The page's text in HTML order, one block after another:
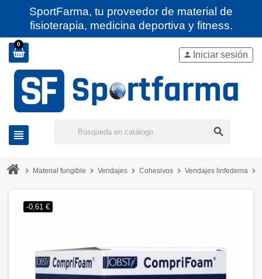
SportFarma, tu proveedor de material de
fisioterapia, medicina deportiva y fitness.
0
view_headline search
person Iniciar sesión
chevron_right Material fungible chevron_right Vendajes chevron_right Cohesivos chevron_right Vendajes linfedema chevron_right
-0,61 €